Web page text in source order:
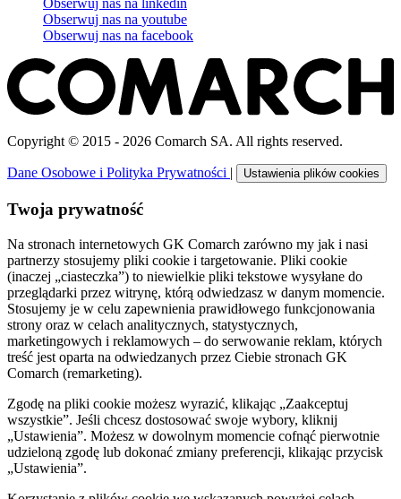
Obserwuj nas na youtube
Obserwuj nas na facebook
Copyright © 2015 - 2026 Comarch SA. All rights reserved.
Dane Osobowe i Polityka Prywatności | Ustawienia plików cookies
Twoja prywatność
Na stronach internetowych GK Comarch zarówno my jak i nasi
partnerzy stosujemy pliki cookie i targetowanie. Pliki cookie
(inaczej „ciasteczka”) to niewielkie pliki tekstowe wysyłane do
przeglądarki przez witrynę, którą odwiedzasz w danym momencie.
Stosujemy je w celu zapewnienia prawidłowego funkcjonowania
strony oraz w celach analitycznych, statystycznych,
marketingowych i reklamowych – do serwowanie reklam, których
treść jest oparta na odwiedzanych przez Ciebie stronach GK
Comarch (remarketing).
Zgodę na pliki cookie możesz wyrazić, klikając „Zaakceptuj
wszystkie”. Jeśli chcesz dostosować swoje wybory, kliknij
„Ustawienia”. Możesz w dowolnym momencie cofnąć pierwotnie
udzieloną zgodę lub dokonać zmiany preferencji, klikając przycisk
„Ustawienia”.